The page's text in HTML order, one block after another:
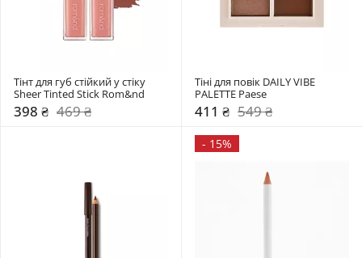
Тінт для губ стійкий у стіку
398 ₴ 469 ₴
Тіні для повік DAILY VIBE
PALETTE Paese
411 ₴ 549 ₴
- 15%